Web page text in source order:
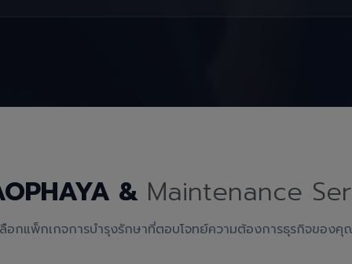
& Maintenance
อกแพ็กเกจการบำรุงรักษาที่ตอบโจทย์ความต้องการธุรกิจของ